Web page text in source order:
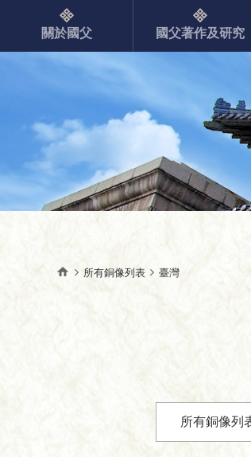
關於國父 國父著作及研究
所有銅像列表 臺灣
所有銅像列